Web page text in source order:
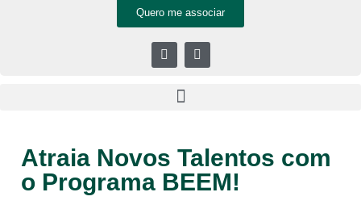
Quero me associar
Atraia Novos Talentos com
o Programa BEEM!